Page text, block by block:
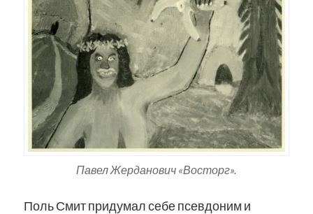
Павел Жерданович «Восторг».
Поль Смит придумал себе псевдоним и